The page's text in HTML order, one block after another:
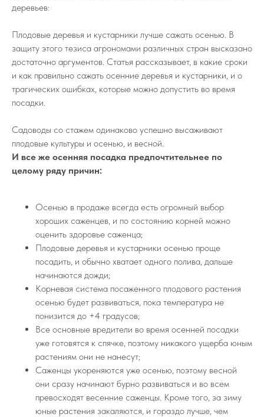
деревьев:
Плодовые деревья и кустарники лучше сажать осенью. В
защиту этого тезиса агрономами различных стран высказано
достаточно аргументов. Статья рассказывает, в какие сроки
и как правильно сажать осенние деревья и кустарники, и о
трагических ошибках, которые можно допустить во время
посадки.
Садоводы со стажем одинаково успешно высаживают
плодовые культуры и осенью, и весной.
И все же осенняя посадка предпочтительнее по
целому ряду причин:
Осенью в продаже всегда есть огромный выбор
хороших саженцев, и по состоянию корней можно
оценить здоровье саженца;
Плодовые деревья и кустарники осенью проще
посадить, и обычно хватает одного полива, дальше
начинаются дожди;
Корневая система посаженного плодового растения
осенью будет развиваться, пока температура не
понизится до +4 градусов;
Все основные вредители во время осенней посадки
уже готовятся к спячке, поэтому никакого ущерба юным
растениям они не нанесут;
Саженцы укореняются уже осенью, поэтому весной
они сразу начинают бурно развиваться и во всем
превосходят весенние саженцы. Кроме того, за зиму
юные растения закаляются, и гораздо лучше, чем